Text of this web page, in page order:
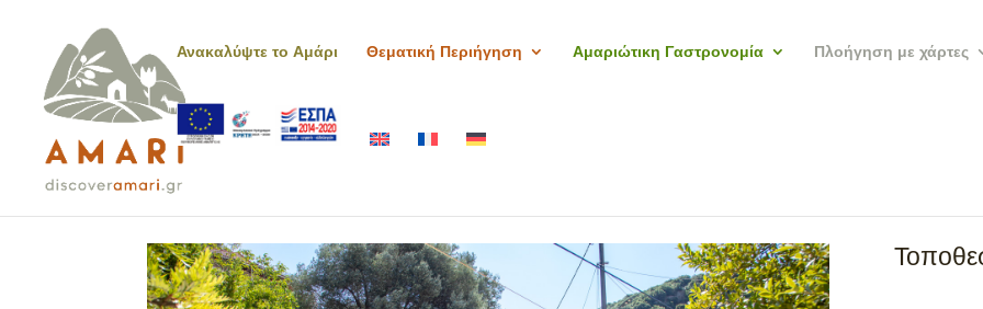
Ανακαλύψτε το Αμάρι Θεματική Περιήγηση Αμαριώτικη Γαστρονομία Πλοήγηση με χάρτες